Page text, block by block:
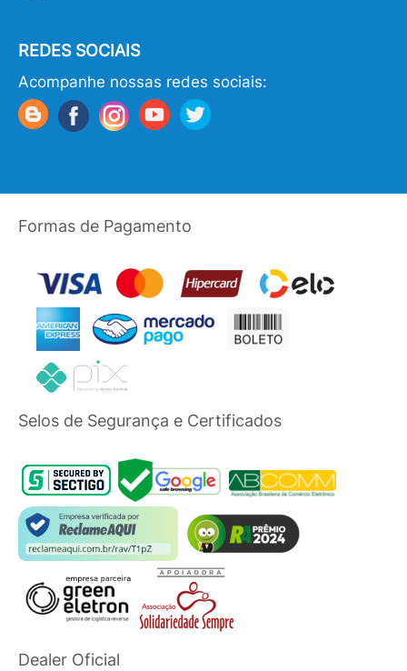
REDES SOCIAIS
Acompanhe nossas redes sociais:
Formas de Pagamento
Selos de Segurança e Certificados
Dealer Oficial